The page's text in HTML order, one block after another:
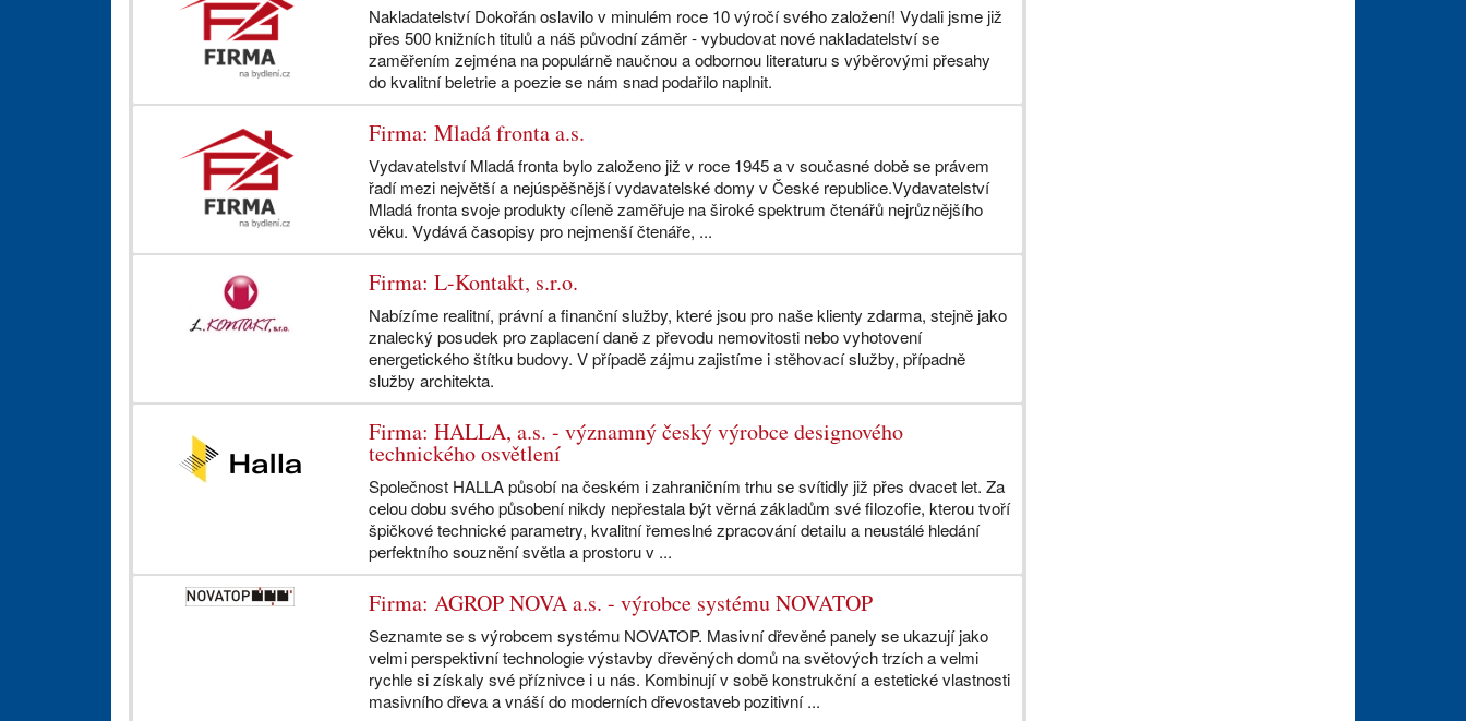
Nakladatelství Dokořán oslavilo v minulém roce 10 výročí svého založení! Vydali jsme již
přes 500 knižních titulů a náš původní záměr - vybudovat nové nakladatelství se
zaměřením zejména na populárně naučnou a odbornou literaturu s výběrovými přesahy
do kvalitní beletrie a poezie se nám snad podařilo naplnit.
Firma: Mladá fronta a.s.
Vydavatelství Mladá fronta bylo založeno již v roce 1945 a v současné době se právem
řadí mezi největší a nejúspěšnější vydavatelské domy v České republice.Vydavatelství
Mladá fronta svoje produkty cíleně zaměřuje na široké spektrum čtenářů nejrůznějšího
věku. Vydává časopisy pro nejmenší čtenáře, ...
Firma: L-Kontakt, s.r.o.
Nabízíme realitní, právní a finanční služby, které jsou pro naše klienty zdarma, stejně jako
znalecký posudek pro zaplacení daně z převodu nemovitosti nebo vyhotovení
energetického štítku budovy. V případě zájmu zajistíme i stěhovací služby, případně
služby architekta.
Firma: HALLA, a.s. - významný český výrobce designového
technického osvětlení
Společnost HALLA působí na českém i zahraničním trhu se svítidly již přes dvacet let. Za
celou dobu svého působení nikdy nepřestala být věrná základům své filozofie, kterou tvoří
špičkové technické parametry, kvalitní řemeslné zpracování detailu a neustálé hledání
perfektního souznění světla a prostoru v ...
Firma: AGROP NOVA a.s. - výrobce systému NOVATOP
Seznamte se s výrobcem systému NOVATOP. Masivní dřevěné panely se ukazují jako
velmi perspektivní technologie výstavby dřevěných domů na světových trzích a velmi
rychle si získaly své příznivce i u nás. Kombinují v sobě konstrukční a estetické vlastnosti
masivního dřeva a vnáší do moderních dřevostaveb pozitivní ...